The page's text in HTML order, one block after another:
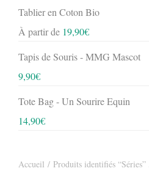
Tablier en Coton Bio
À partir de 19,90€
Tapis de Souris - MMG Mascot
9,90€
Tote Bag - Un Sourire Equin
14,90€
Accueil / Produits identifiés “Séries”